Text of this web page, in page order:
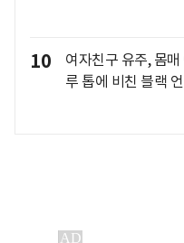
10
여자친구 유주, 몸
루 톱에 비친 블랙